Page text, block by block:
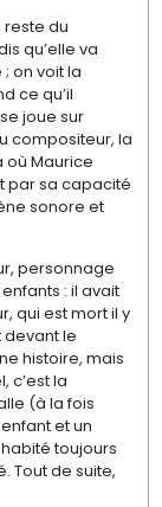
reste du
qu’elle va
on voit la
ce qu’il
joue sur
compositeur, la
où Maurice
par sa capacité
sonore et
personnage
: il avait
qui est mort il y
devant le
histoire, mais
c’est la
(à la fois
et un
toujours
Tout de suite,